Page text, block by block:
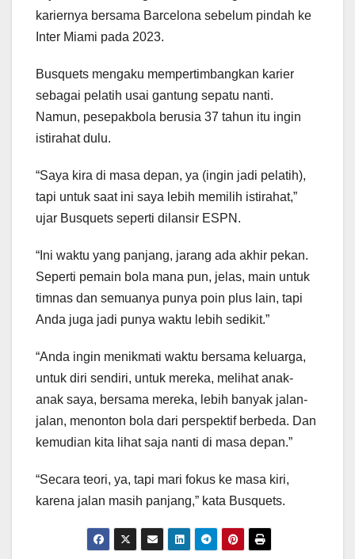
kariernya bersama Barcelona sebelum pindah ke
Inter Miami pada 2023.
Busquets mengaku mempertimbangkan karier
sebagai pelatih usai gantung sepatu nanti.
Namun, pesepakbola berusia 37 tahun itu ingin
istirahat dulu.
“Saya kira di masa depan, ya (ingin jadi pelatih),
tapi untuk saat ini saya lebih memilih istirahat,”
ujar Busquets seperti dilansir ESPN.
“Ini waktu yang panjang, jarang ada akhir pekan.
Seperti pemain bola mana pun, jelas, main untuk
timnas dan semuanya punya poin plus lain, tapi
Anda juga jadi punya waktu lebih sedikit.”
“Anda ingin menikmati waktu bersama keluarga,
untuk diri sendiri, untuk mereka, melihat anak-
anak saya, bersama mereka, lebih banyak jalan-
jalan, menonton bola dari perspektif berbeda. Dan
kemudian kita lihat saja nanti di masa depan.”
“Secara teori, ya, tapi mari fokus ke masa kiri,
karena jalan masih panjang,” kata Busquets.